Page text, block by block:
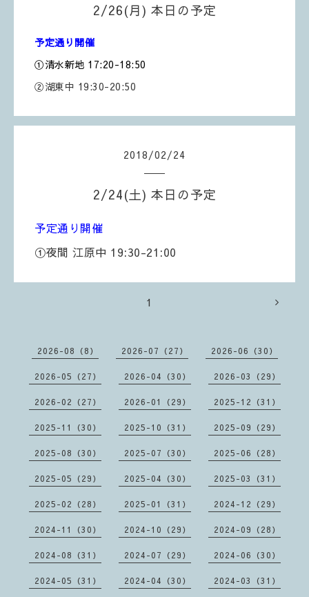
2/26(月) 本日の予定
予定通り開催
①清水新地 17:20-18:50
②湖東中 19:30-20:50
2018/02/24
2/24(土) 本日の予定
予定通り開催
①夜間 江原中 19:30-21:00
1
2026-08（8） 2026-07（27） 2026-06（30）
2026-05（27） 2026-04（30） 2026-03（29）
2026-02（27） 2026-01（29） 2025-12（31）
2025-11（30） 2025-10（31） 2025-09（29）
2025-08（30） 2025-07（30） 2025-06（28）
2025-05（29） 2025-04（30） 2025-03（31）
2025-02（28） 2025-01（31） 2024-12（29）
2024-11（30） 2024-10（29） 2024-09（28）
2024-08（31） 2024-07（29） 2024-06（30）
2024-05（31） 2024-04（30） 2024-03（31）